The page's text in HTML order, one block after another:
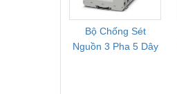
Bộ Chống Sét
Nguồn 3 Pha 5 Dây